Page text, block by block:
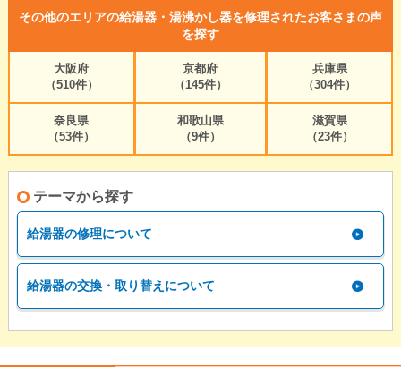
その他のエリアの給湯器・湯沸かし器を修理されたお客さまの声
を探す
大阪府
（510件）
京都府
（145件）
兵庫県
（304件）
奈良県
（53件）
和歌山県
（9件）
滋賀県
（23件）
テーマから探す
給湯器の修理について
給湯器の交換・取り替えについて